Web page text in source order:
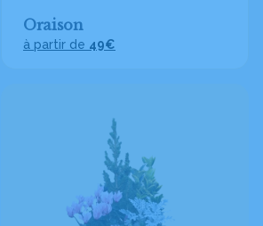
Oraison
à partir de 49€